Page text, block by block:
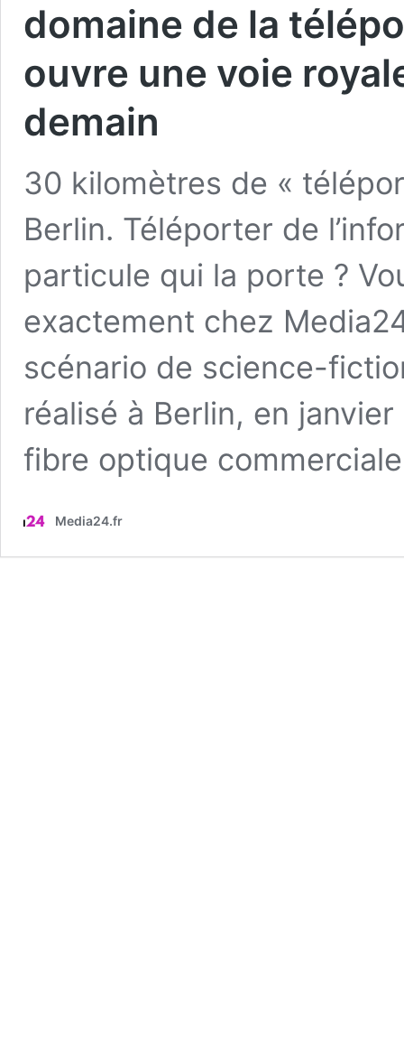
domaine de la
ouvre une voie
demain
30 kilomètres de «
Berlin. Téléporter de
particule qui la porte ?
exactement chez
scénario de science-
réalisé à Berlin, en
fibre optique
Media24.fr